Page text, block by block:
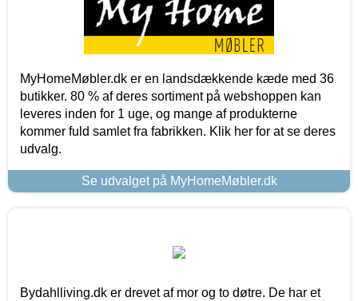
MyHomeMøbler.dk er en landsdækkende kæde med 36
butikker. 80 % af deres sortiment på webshoppen kan
leveres inden for 1 uge, og mange af produkterne
kommer fuld samlet fra fabrikken. Klik her for at se deres
udvalg.
Se udvalget på MyHomeMøbler.dk
Bydahlliving.dk er drevet af mor og to døtre. De har et